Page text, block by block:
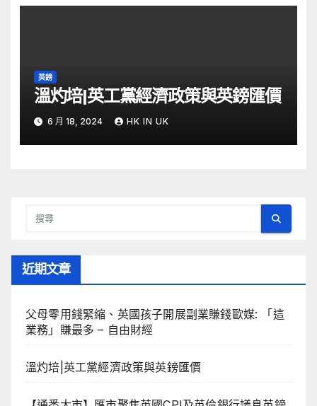
英鎊
溫灼培|英工黨經濟政策與英鎊匯價
6 月 18, 2024 HK IN UK
近期文章
父母零用錢緊縮、英國孩子開展副業賺錢歐媒: 「這
業務」賺最多 – 自由財經
溫灼培|英工黨經濟政策與英鎊匯價